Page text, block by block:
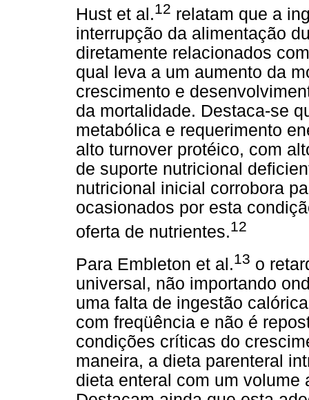
Hust et al.12 relatam que a
interrupção da alimentação
diretamente relacionados
qual leva a um aumento da
crescimento e
da mortalidade. Destaca-se
metabólica e requerimento
alto turnover protéico, com
de suporte nutricional
nutricional inicial corrobora
ocasionados por esta
oferta de nutrientes.12
Para Embleton et al.13 o
universal, não importando
uma falta de ingestão
com freqüência e não é
condições críticas do
maneira, a dieta parenteral
dieta enteral com um volume